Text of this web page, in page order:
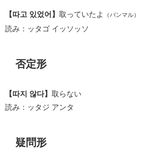
【따고 있었어】 取っていたよ （パンマル）
読み：ッタゴ イッソッソ
否定形
【따지 않다】 取らない
読み：ッタジ アンタ
疑問形